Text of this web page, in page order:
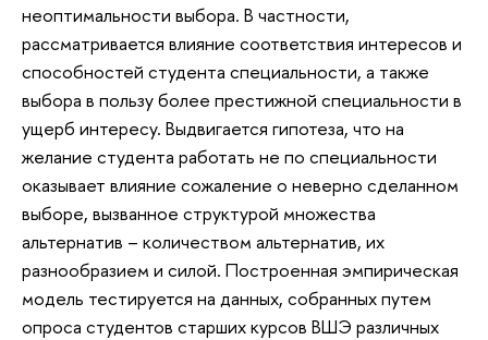
неоптимальности выбора. В частности,
рассматривается влияние соответствия интересов и
способностей студента специальности, а также
выбора в пользу более престижной специальности в
ущерб интересу. Выдвигается гипотеза, что на
желание студента работать не по специальности
оказывает влияние сожаление о неверно сделанном
выборе, вызванное структурой множества
альтернатив – количеством альтернатив, их
разнообразием и силой. Построенная эмпирическая
модель тестируется на данных, собранных путем
опроса студентов старших курсов ВШЭ различных